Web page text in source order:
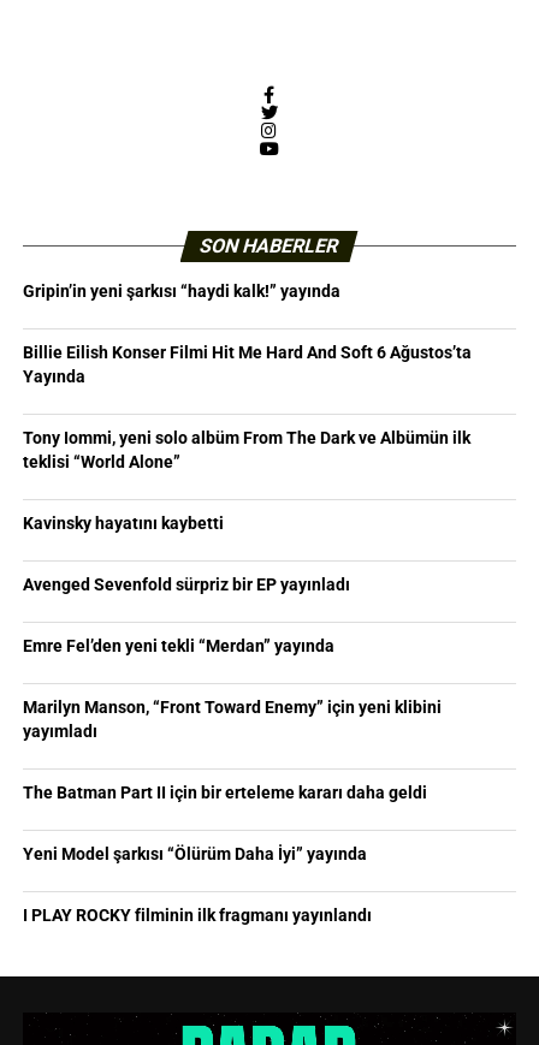
Facebook
Twitter
Instagram
YouTube
SON HABERLER
Gripin’in yeni şarkısı “haydi kalk!” yayında
Billie Eilish Konser Filmi Hit Me Hard And Soft 6 Ağustos’ta
Yayında
Tony Iommi, yeni solo albüm From The Dark ve Albümün ilk
teklisi “World Alone”
Kavinsky hayatını kaybetti
Avenged Sevenfold sürpriz bir EP yayınladı
Emre Fel’den yeni tekli “Merdan” yayında
Marilyn Manson, “Front Toward Enemy” için yeni klibini
yayımladı
The Batman Part II için bir erteleme kararı daha geldi
Yeni Model şarkısı “Ölürüm Daha İyi” yayında
I PLAY ROCKY filminin ilk fragmanı yayınlandı